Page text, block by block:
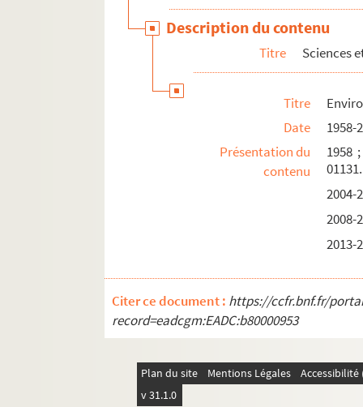
Description du contenu
Titre Sciences
Titre
Date
1958-
Présentation du
contenu
1958
01131.
2004-
2008-
2013-
Citer ce document : https://ccfr.bnf.fr/
record=eadcgm:EADC:b80000953
Plan du site Mentions Légales
v 31.1.0